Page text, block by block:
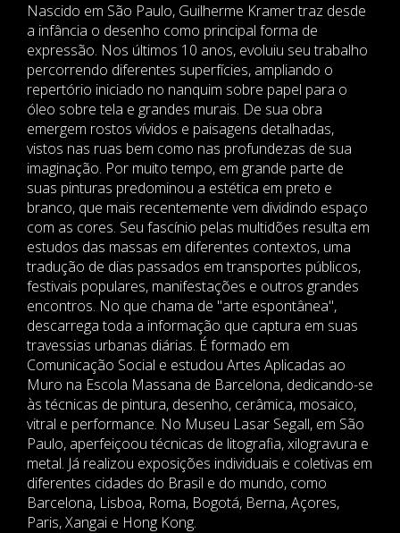
Nascido em São Paulo, Guilherme Kramer traz desde
a infância o desenho como principal forma de
expressão. Nos últimos 10 anos, evoluiu seu trabalho
percorrendo diferentes superfícies, ampliando o
repertório iniciado no nanquim sobre papel para o
óleo sobre tela e grandes murais. De sua obra
emergem rostos vívidos e paisagens detalhadas,
vistos nas ruas bem como nas profundezas de sua
imaginação. Por muito tempo, em grande parte de
suas pinturas predominou a estética em preto e
branco, que mais recentemente vem dividindo espaço
com as cores. Seu fascínio pelas multidões resulta em
estudos das massas em diferentes contextos, uma
tradução de dias passados em transportes públicos,
festivais populares, manifestações e outros grandes
encontros. No que chama de "arte espontânea",
descarrega toda a informação que captura em suas
travessias urbanas diárias. É formado em
Comunicação Social e estudou Artes Aplicadas ao
Muro na Escola Massana de Barcelona, dedicando-se
às técnicas de pintura, desenho, cerâmica, mosaico,
vitral e performance. No Museu Lasar Segall, em São
Paulo, aperfeiçoou técnicas de litografia, xilogravura e
metal. Já realizou exposições individuais e coletivas em
diferentes cidades do Brasil e do mundo, como
Barcelona, Lisboa, Roma, Bogotá, Berna, Açores,
Paris, Xangai e Hong Kong.